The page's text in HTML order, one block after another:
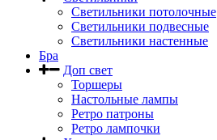
Светильники потолочные
Светильники подвесные
Светильники настенные
Бра
Доп свет
Торшеры
Настольные лампы
Ретро патроны
Ретро лампочки